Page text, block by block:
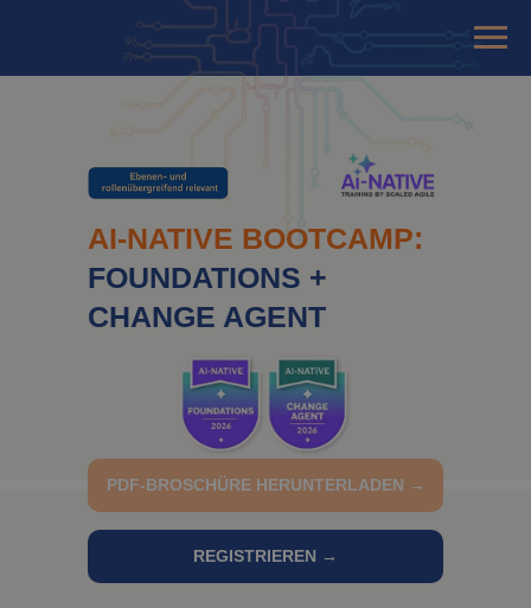
AI-NATIVE BOOTCAMP:
FOUNDATIONS +
CHANGE AGENT
PDF-BROSCHÜRE HERUNTERLADEN →
REGISTRIEREN →